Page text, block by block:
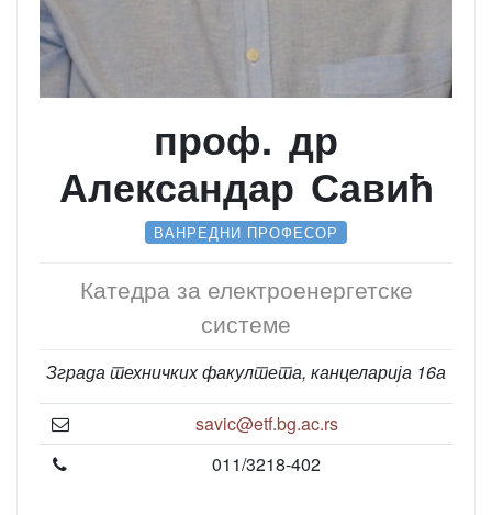
проф. др
Александар Савић
ВАНРЕДНИ ПРОФЕСОР
Катедра за електроенергетске
системе
Зграда техничких факултета, канцеларија 16а
savic@etf.bg.ac.rs
011/3218-402